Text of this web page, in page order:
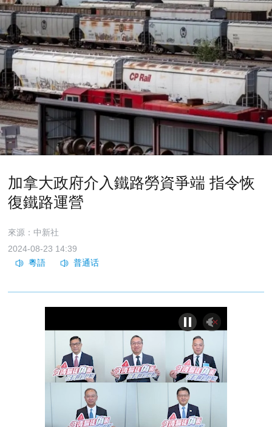
加拿大政府介入鐵路勞資爭端 指令恢
復鐵路運營
來源：中新社
2024-08-23 14:39